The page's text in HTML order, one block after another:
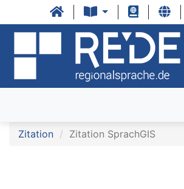
Zitation Zitation SprachGIS